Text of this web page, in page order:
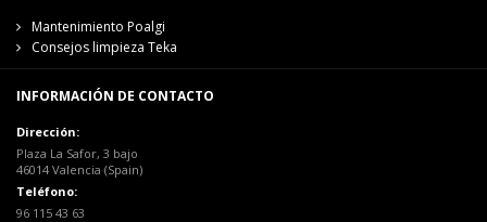
Mantenimiento Poalgi
Consejos limpieza Teka
INFORMACIÓN DE CONTACTO
Dirección:
Plaza La Safor, 3 bajo
46014 Valencia (Spain)
Teléfono:
96 115 43 63